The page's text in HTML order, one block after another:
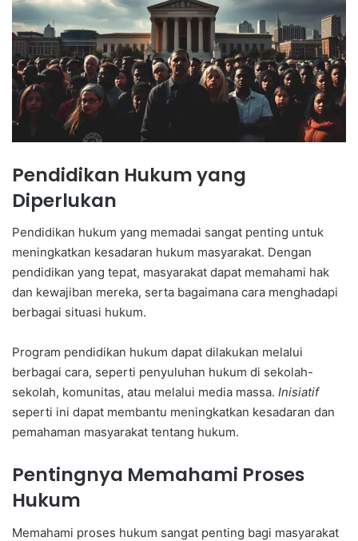
Pendidikan Hukum yang
Diperlukan
Pendidikan hukum yang memadai sangat penting untuk
meningkatkan kesadaran hukum masyarakat. Dengan
pendidikan yang tepat, masyarakat dapat memahami hak
dan kewajiban mereka, serta bagaimana cara menghadapi
berbagai situasi hukum.
Program pendidikan hukum dapat dilakukan melalui
berbagai cara, seperti penyuluhan hukum di sekolah-
sekolah, komunitas, atau melalui media massa. Inisiatif
seperti ini dapat membantu meningkatkan kesadaran dan
pemahaman masyarakat tentang hukum.
Pentingnya Memahami Proses
Hukum
Memahami proses hukum sangat penting bagi masyarakat